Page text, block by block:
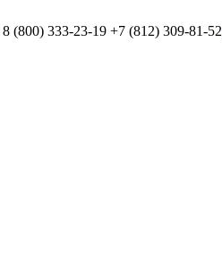
8 (800) 333-23-19 +7 (812) 309-81-52